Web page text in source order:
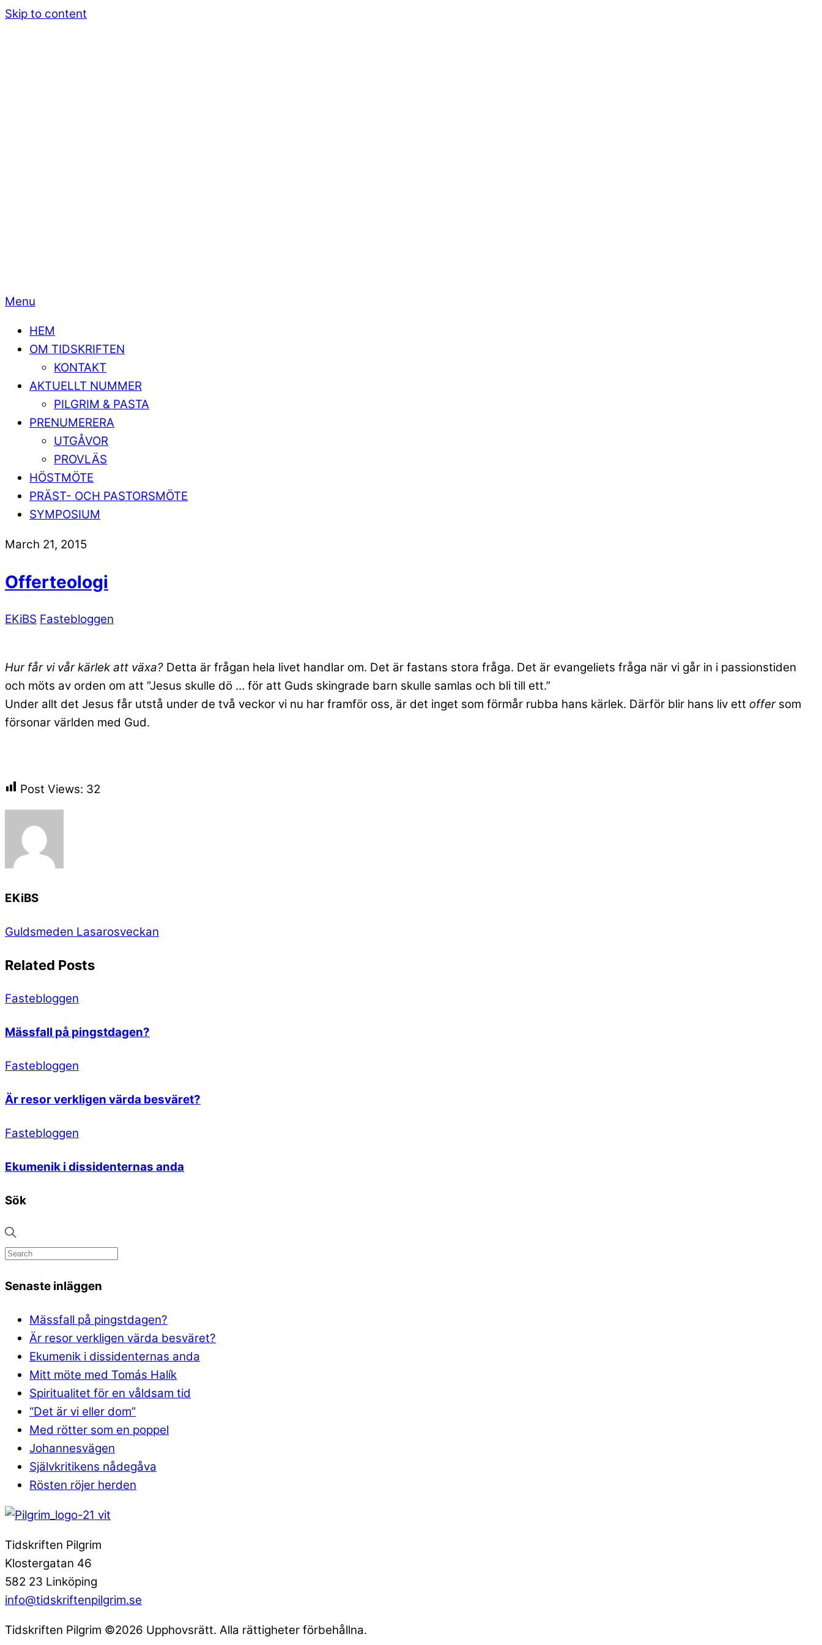
Skip to content
Menu
HEM
OM TIDSKRIFTEN
KONTAKT
AKTUELLT NUMMER
PILGRIM & PASTA
PRENUMERERA
UTGÅVOR
PROVLÄS
HÖSTMÖTE
PRÄST- OCH PASTORSMÖTE
SYMPOSIUM
March 21, 2015
Offerteologi
EKiBS Fastebloggen
Hur får vi vår kärlek att växa? Detta är frågan hela livet handlar om. Det är fastans stora fråga. Det är evangeliets fråga när vi går in i passionstiden
och möts av orden om att ”Jesus skulle dö … för att Guds skingrade barn skulle samlas och bli till ett.”
Under allt det Jesus får utstå under de två veckor vi nu har framför oss, är det inget som förmår rubba hans kärlek. Därför blir hans liv ett offersom
försonar världen med Gud.
Post Views: 32
EKiBS
Guldsmeden Lasarosveckan
Related Posts
Fastebloggen
Mässfall på pingstdagen?
Fastebloggen
Är resor verkligen värda besväret?
Fastebloggen
Ekumenik i dissidenternas anda
Sök
Senaste inläggen
Mässfall på pingstdagen?
Är resor verkligen värda besväret?
Ekumenik i dissidenternas anda
Mitt möte med Tomás Halík
Spiritualitet för en våldsam tid
“Det är vi eller dom”
Med rötter som en poppel
Johannesvägen
Självkritikens nådegåva
Rösten röjer herden
Tidskriften Pilgrim
Klostergatan 46
582 23 Linköping
info@tidskriftenpilgrim.se
Tidskriften Pilgrim ©2026 Upphovsrätt. Alla rättigheter förbehållna.